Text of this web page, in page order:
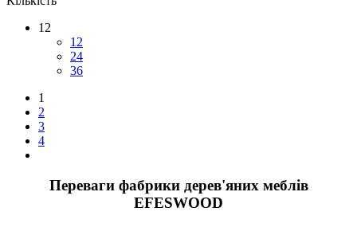
12
12
24
36
1
2
3
4
Переваги фабрики дерев'яних меблів
EFESWOOD